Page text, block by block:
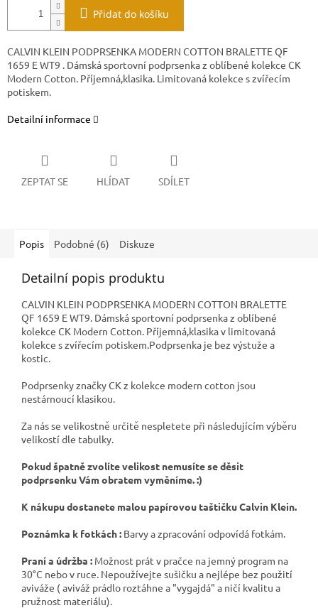
Přidat do košíku
CALVIN KLEIN PODPRSENKA MODERN COTTON BRALETTE QF
1659 E WT9 . Dámská sportovní podprsenka z oblíbené kolekce CK
Modern Cotton. Příjemná,klasika. Limitovaná kolekce s zvířecím
potiskem.
Detailní informace
ZEPTAT SE HLÍDAT SDÍLET
Popis Podobné (6) Diskuze
Detailní popis produktu
CALVIN KLEIN PODPRSENKA MODERN COTTON BRALETTE
QF 1659 E WT9. Dámská sportovní podprsenka z oblíbené
kolekce CK Modern Cotton. Příjemná,klasika v limitovaná
kolekce s zvířecím potiskem.Podprsenka je bez výstuže a
kostic.
Podprsenky značky CK z kolekce modern cotton jsou
nestárnoucí klasikou.
Za nás se velikostně určitě nespletete při následujícím výběru
velikostí dle tabulky.
Pokud špatně zvolíte velikost nemusíte se děsit
podprsenku Vám obratem vyměníme. :)
K nákupu dostanete malou papírovou taštičku Calvin Klein.
Poznámka k fotkách : Barvy a zpracování odpovídá fotkám.
Praní a údržba : Možnost prát v pračce na jemný program na
30°C nebo v ruce. Nepoužívejte sušičku a nejlépe bez použití
aviváže ( aviváž prádlo roztáhne a "vygajdá" a ničí kvalitu a
pružnost materiálu).